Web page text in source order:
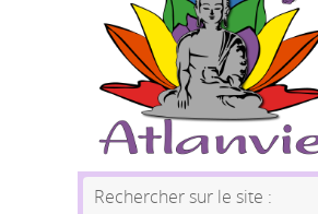
Rechercher sur le site :